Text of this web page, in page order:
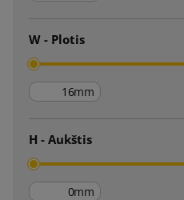
W - Plotis
mm
H - Aukštis
mm